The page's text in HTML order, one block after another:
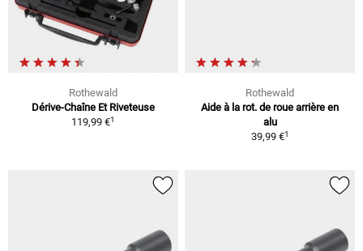
Rothewald
Dérive-Chaîne Et Riveteuse
119,99 €1
Rothewald
Aide à la rot. de roue arrière en
alu
39,99 €1